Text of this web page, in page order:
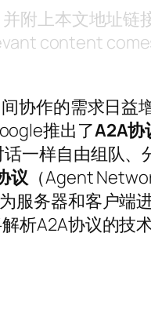
附上本文地址链
content
协作的需求日益
推出了A2A协
一样自由组队、
议（Agent
服务器和客户端
析A2A协议的技